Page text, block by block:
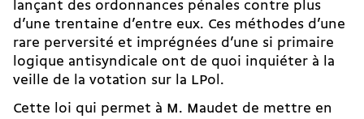
lançant des ordonnances pénales contre plus
d’une trentaine d’entre eux. Ces méthodes d’une
rare perversité et imprégnées d’une si primaire
logique antisyndicale ont de quoi inquiéter à la
veille de la votation sur la LPol.
Cette loi qui permet à M. Maudet de mettre en